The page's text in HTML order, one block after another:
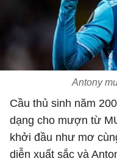
Antony
Cầu thủ sinh năm
dạng cho mượn từ
khởi đầu như mơ
diễn xuất sắc và